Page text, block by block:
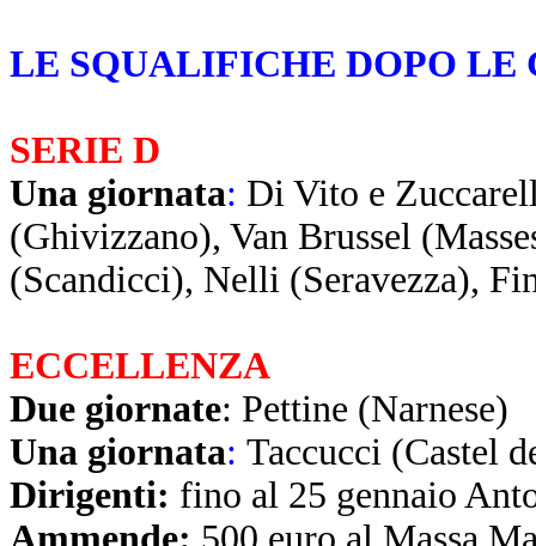
LE SQUALIFICHE DOPO LE
SERIE D
Una giornata: Di Vito e
(Ghivizzano), Van Brussel
(Scandicci), Nelli (Seravezza),
ECCELLENZA
Due giornate: Pettine (Narnese)
Una giornata: Taccucci (Castel
Dirigenti: fino al 25 gennaio